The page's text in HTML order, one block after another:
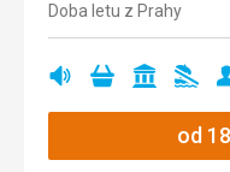
Doba letu z Prahy
rušná
Ano
nákupy
Ano
památky
Ano Ano
od